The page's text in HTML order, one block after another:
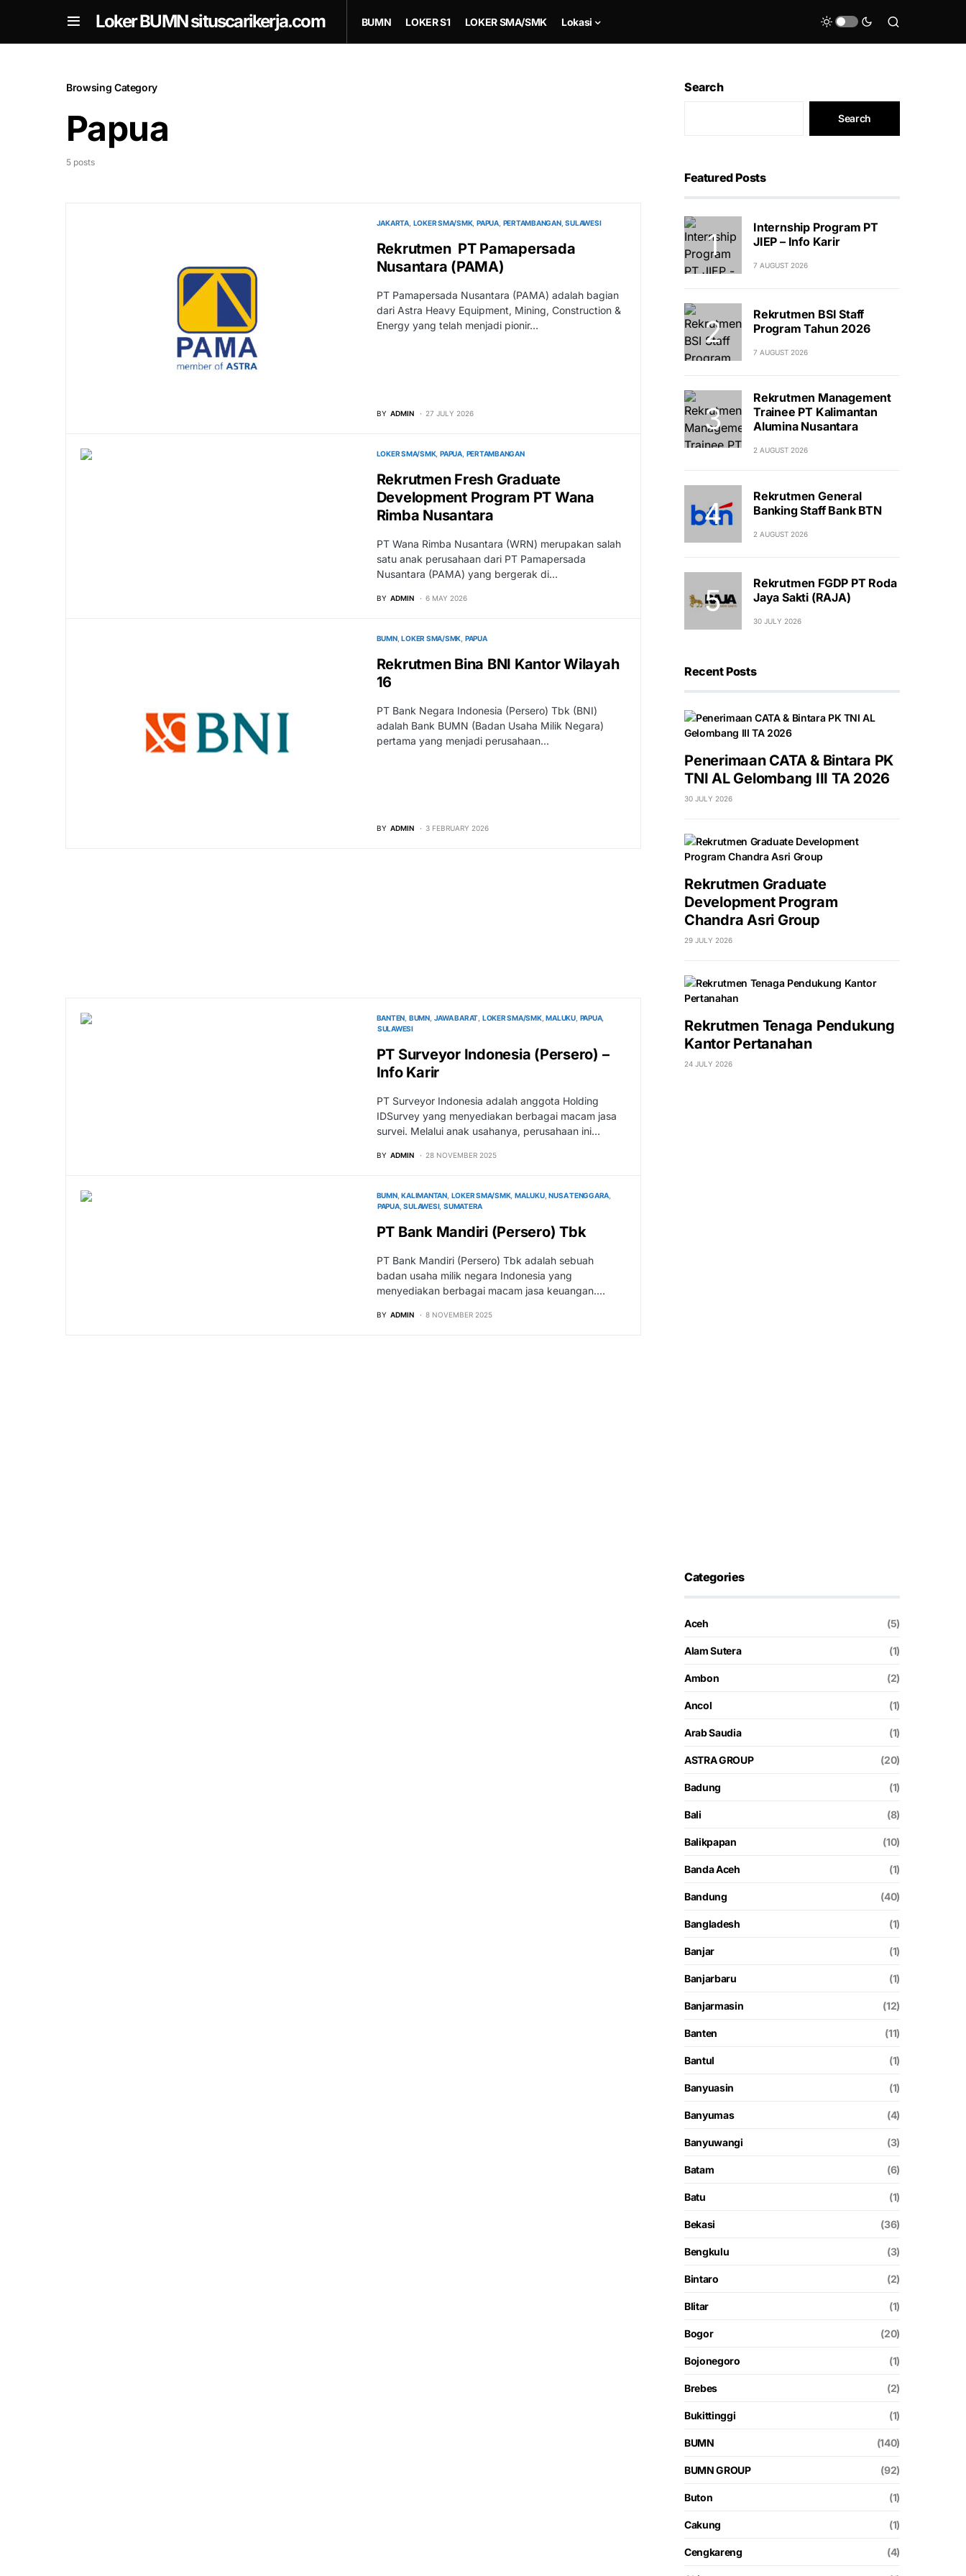
Loker BUMN situscarikerja.com BUMN LOKER S1 LOKER SMA/SMK Lokasi
Browsing Category
Papua
5 posts
JAKARTA LOKER SMA/SMK PAPUA PERTAMBANGAN SULAWESI
Rekrutmen PT Pamapersada
Nusantara (PAMA)
PT Pamapersada Nusantara (PAMA) adalah bagian
dari Astra Heavy Equipment, Mining, Construction &
Energy yang telah menjadi pionir…
BY ADMIN 27 JULY 2026
LOKER SMA/SMK PAPUA PERTAMBANGAN
Rekrutmen Fresh Graduate
Development Program PT Wana
Rimba Nusantara
PT Wana Rimba Nusantara (WRN) merupakan salah
satu anak perusahaan dari PT Pamapersada
Nusantara (PAMA) yang bergerak di…
BY ADMIN 6 MAY 2026
BUMN LOKER SMA/SMK PAPUA
Rekrutmen Bina BNI Kantor Wilayah
16
PT Bank Negara Indonesia (Persero) Tbk (BNI)
adalah Bank BUMN (Badan Usaha Milik Negara)
pertama yang menjadi perusahaan…
BY ADMIN 3 FEBRUARY 2026
BANTEN BUMN JAWA BARAT LOKER SMA/SMK MALUKU PAPUA
SULAWESI
PT Surveyor Indonesia (Persero) –
Info Karir
PT Surveyor Indonesia adalah anggota Holding
IDSurvey yang menyediakan berbagai macam jasa
survei. Melalui anak usahanya, perusahaan ini…
BY ADMIN 28 NOVEMBER 2025
BUMN KALIMANTAN LOKER SMA/SMK MALUKU NUSA TENGGARA
PAPUA SULAWESI SUMATERA
PT Bank Mandiri (Persero) Tbk
PT Bank Mandiri (Persero) Tbk adalah sebuah
badan usaha milik negara Indonesia yang
menyediakan berbagai macam jasa keuangan.…
BY ADMIN 8 NOVEMBER 2025
Search
Search
Featured Posts
Internship Program PT
JIEP – Info Karir
7 AUGUST 2026
Rekrutmen BSI Staff
Program Tahun 2026
7 AUGUST 2026
Rekrutmen Management
Trainee PT Kalimantan
Alumina Nusantara
2 AUGUST 2026
Rekrutmen General
Banking Staff Bank BTN
2 AUGUST 2026
Rekrutmen FGDP PT Roda
Jaya Sakti (RAJA)
30 JULY 2026
Recent Posts
Penerimaan CATA & Bintara PK
TNI AL Gelombang III TA 2026
30 JULY 2026
Rekrutmen Graduate
Development Program
Chandra Asri Group
29 JULY 2026
Rekrutmen Tenaga Pendukung
Kantor Pertanahan
24 JULY 2026
Categories
Aceh (5)
Alam Sutera (1)
Ambon (2)
Ancol (1)
Arab Saudia (1)
ASTRA GROUP (20)
Badung (1)
Bali (8)
Balikpapan (10)
Banda Aceh (1)
Bandung (40)
Bangladesh (1)
Banjar (1)
Banjarbaru (1)
Banjarmasin (12)
Banten (11)
Bantul (1)
Banyuasin (1)
Banyumas (4)
Banyuwangi (3)
Batam (6)
Batu (1)
Bekasi (36)
Bengkulu (3)
Bintaro (2)
Blitar (1)
Bogor (20)
Bojonegoro (1)
Brebes (2)
Bukittinggi (1)
BUMN (140)
BUMN GROUP (92)
Buton (1)
Cakung (1)
Cengkareng (4)